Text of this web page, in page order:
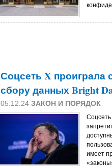
Соцсеть X проиграла
сбору данных Bright
05.12.24 ЗАКОН И ПОРЯДОК
имеет